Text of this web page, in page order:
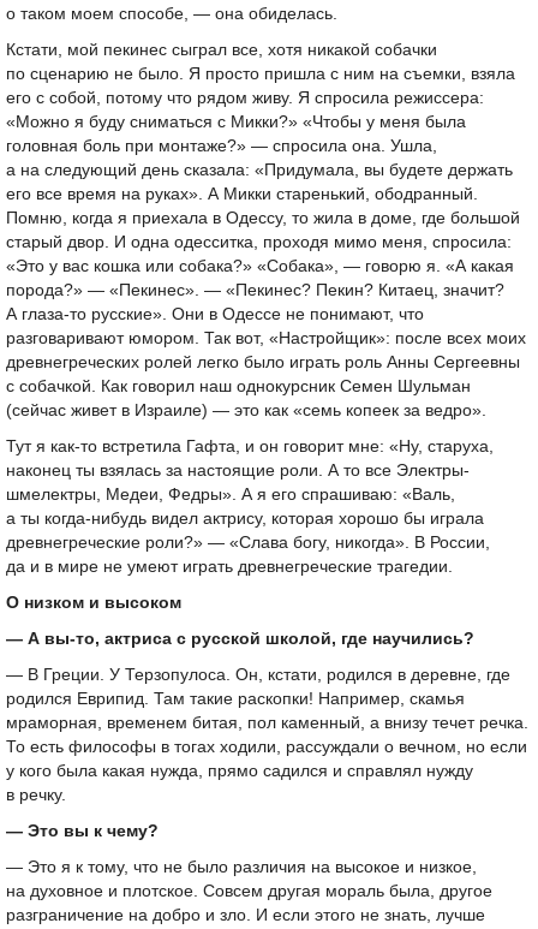
о таком моем способе, — она обиделась.
Кстати, мой пекинес сыграл все, хотя никакой собачки
по сценарию не было. Я просто пришла с ним на съемки, взяла
его с собой, потому что рядом живу. Я спросила режиссера:
«Можно я буду сниматься с Микки?» «Чтобы у меня была
головная боль при монтаже?» — спросила она. Ушла,
а на следующий день сказала: «Придумала, вы будете держать
его все время на руках». А Микки старенький, ободранный.
Помню, когда я приехала в Одессу, то жила в доме, где большой
старый двор. И одна одесситка, проходя мимо меня, спросила:
«Это у вас кошка или собака?» «Собака», — говорю я. «А какая
порода?» — «Пекинес». — «Пекинес? Пекин? Китаец, значит?
А глаза-то русские». Они в Одессе не понимают, что
разговаривают юмором. Так вот, «Настройщик»: после всех моих
древнегреческих ролей легко было играть роль Анны Сергеевны
с собачкой. Как говорил наш однокурсник Семен Шульман
(сейчас живет в Израиле) — это как «семь копеек за ведро».
Тут я как-то встретила Гафта, и он говорит мне: «Ну, старуха,
наконец ты взялась за настоящие роли. А то все Электры-
шмелектры, Медеи, Федры». А я его спрашиваю: «Валь,
а ты когда-нибудь видел актрису, которая хорошо бы играла
древнегреческие роли?» — «Слава богу, никогда». В России,
да и в мире не умеют играть древнегреческие трагедии.
О низком и высоком
— А вы-то, актриса с русской школой, где научились?
— В Греции. У Терзопулоса. Он, кстати, родился в деревне, где
родился Еврипид. Там такие раскопки! Например, скамья
мраморная, временем битая, пол каменный, а внизу течет речка.
То есть философы в тогах ходили, рассуждали о вечном, но если
у кого была какая нужда, прямо садился и справлял нужду
в речку.
— Это вы к чему?
— Это я к тому, что не было различия на высокое и низкое,
на духовное и плотское. Совсем другая мораль была, другое
разграничение на добро и зло. И если этого не знать, лучше